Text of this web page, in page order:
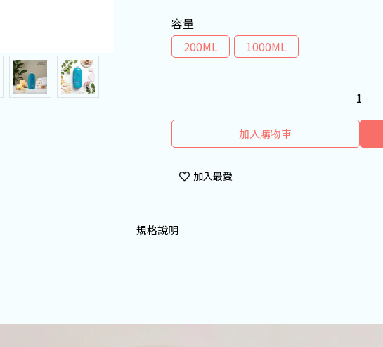
容量
200ML
1000ML
加入購物車
加入最愛
規格說明